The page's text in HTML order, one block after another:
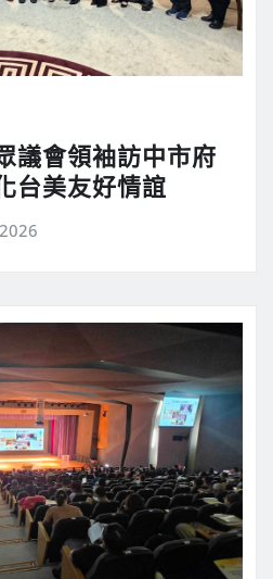
議會領袖訪中市府
台美友好情誼